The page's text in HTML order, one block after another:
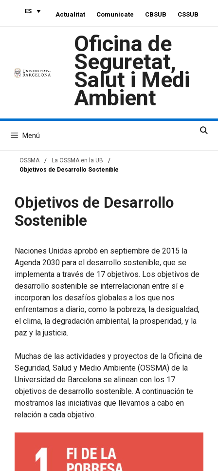
ES Actualitat Comunícate CBSUB CSSUB
Oficina de
Seguretat,
Salut i Medi
Ambient
Menú
OSSMA / La OSSMA en la UB
/
Objetivos de Desarrollo Sostenible
Objetivos de Desarrollo
Sostenible
Naciones Unidas aprobó en septiembre de 2015 la
Agenda 2030 para el desarrollo sostenible, que se
implementa a través de 17 objetivos. Los objetivos de
desarrollo sostenible se interrelacionan entre sí e
incorporan los desafíos globales a los que nos
enfrentamos a diario, como la pobreza, la desigualdad,
el clima, la degradación ambiental, la prosperidad, y la
paz y la justicia.
Muchas de las actividades y proyectos de la Oficina de
Seguridad, Salud y Medio Ambiente (OSSMA) de la
Universidad de Barcelona se alinean con los 17
objetivos de desarrollo sostenible. A continuación te
mostramos las iniciativas que llevamos a cabo en
relación a cada objetivo.